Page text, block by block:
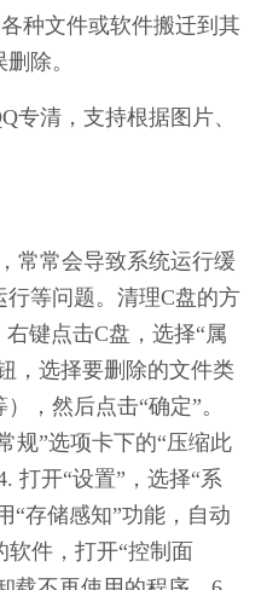
种文件或软件搬迁到其
除。
专清，支持根据图片、
常常会导致系统运行缓
等问题。清理C盘的方
键点击C盘，选择“属
，选择要删除的文件类
，然后点击“确定”。
规”选项卡下的“压缩此
打开“设置”，选择“系
“存储感知”功能，自动
软件，打开“控制面